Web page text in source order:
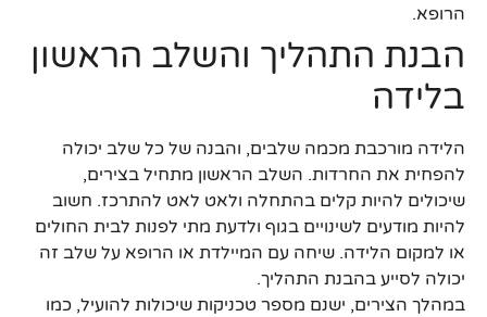
הרופא.
הבנת התהליך והשלב הראשון
בלידה
הלידה מורכבת מכמה שלבים, והבנה של כל שלב יכולה
להפחית את החרדות. השלב הראשון מתחיל בצירים,
שיכולים להיות קלים בהתחלה ולאט לאט להתרכז. חשוב
להיות מודעים לשינויים בגוף ולדעת מתי לפנות לבית החולים
או למקום הלידה. שיחה עם המיילדת או הרופא על שלב זה
יכולה לסייע בהבנת התהליך.
במהלך הצירים, ישנם מספר טכניקות שיכולות להועיל, כמו